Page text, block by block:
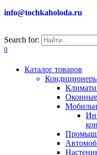
info@tochkaholoda.ru
Search for:
0
Каталог товаров